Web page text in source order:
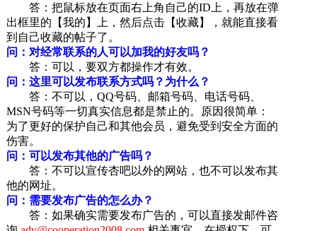
答：把鼠标放在页面右上角自己的ID上，再放在弹
出框里的【我的】上，然后点击【收藏】，就能直接看
到自己收藏的帖子了。
问：对经常联系的人可以加我的好友吗？
答：可以，要双方都操作才有效。
问：这里可以发布联系方式吗？为什么？
答：不可以，QQ号码、邮箱号码、电话号码、
MSN号码等一切真实信息都是禁止的。原因很简单：
为了更好的保护自己和其他会员，避免受到安全方面的
伤害。
问：可以发布其他的广告吗？
答：不可以宣传杏吧以外的网站，也不可以发布其
他的网址。
问：需要发布广告的怎么办？
答：如果确实需要发布广告的，可以直接发邮件咨